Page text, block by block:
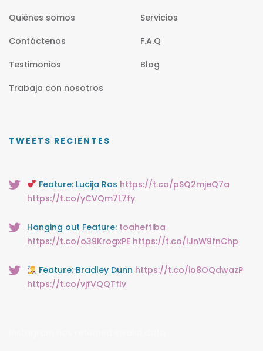
Quiénes somos
Servicios
Contáctenos
F.A.Q
Testimonios
Blog
Trabaja con nosotros
TWEETS RECIENTES
Feature: Lucija Ros https://t.co/pSQ2mjeQ7a
https://t.co/yCVQm7L7fy
Hanging out Feature: toaheftiba
https://t.co/o39KrogxPE https://t.co/IJnW9fnChp
Feature: Bradley Dunn https://t.co/io8OQdwazP
https://t.co/vjfVQQTfIv